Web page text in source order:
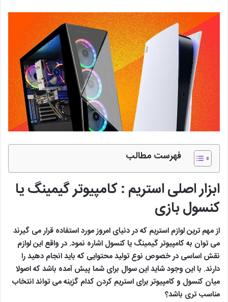
فهرست مطالب
ابزار اصلی استریم : کامپیوتر گیمینگ یا
کنسول بازی
از مهم ترین لوازم استریم که در دنیای امروز مورد استفاده قرار می گیرند
می توان به کامپیوتر گیمینگ یا کنسول اشاره نمود. در واقع این لوازم
نقش اساسی در خصوص نوع تولید محتوایی که باید انجام دهید را
دارند. با این وجود شاید این سوال برای شما پیش آمده باشد که اصولا
میان کنسول و کامپیوتر برای استریم کردن کدام گزینه می تواند انتخاب
مناسب تری باشد؟